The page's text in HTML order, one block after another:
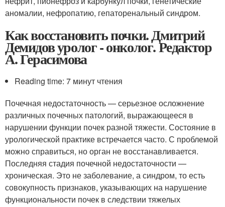
аномалии, нефропатию, гепаторенальный синдром.
Как восстановить почки. Дмитрий
Демидов уролог - онколог. Редактор
А. Герасимова
Reading time: 7 минут чтения
Почечная недостаточность — серьезное осложнение
различных почечных патологий, выражающееся в
нарушении функции почек разной тяжести. Состояние в
урологической практике встречается часто. С проблемой
можно справиться, но орган не восстанавливается.
Последняя стадия почечной недостаточности —
хроническая. Это не заболевание, а синдром, то есть
совокупность признаков, указывающих на нарушение
функциональности почек в следствии тяжелых